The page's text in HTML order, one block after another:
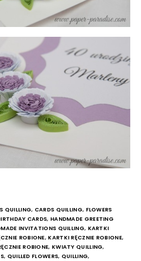
QUILLING, CARDS QUILLING, FLOWERS
CARDS, HANDMADE GREETING
INVITATIONS QUILLING, KARTKI
ROBIONE, KARTKI RĘCZNIE ROBIONE,
ROBIONE, KWIATY QUILLING,
, QUILLED FLOWERS, QUILLING,